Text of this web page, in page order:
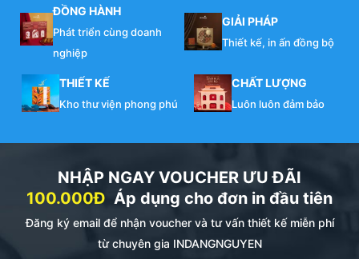
ĐỒNG HÀNH
Phát triển cùng doanh
nghiệp
GIẢI PHÁP
Thiết kế, in ấn đồng bộ
THIẾT KẾ
Kho thư viện phong phú
CHẤT LƯỢNG
Luôn luôn đảm bảo
NHẬP NGAY VOUCHER ƯU ĐÃI
100.000Đ Áp dụng cho đơn in đầu tiên
Đăng ký email để nhận voucher và tư vấn thiết kế miễn phí
từ chuyên gia INDANGNGUYEN